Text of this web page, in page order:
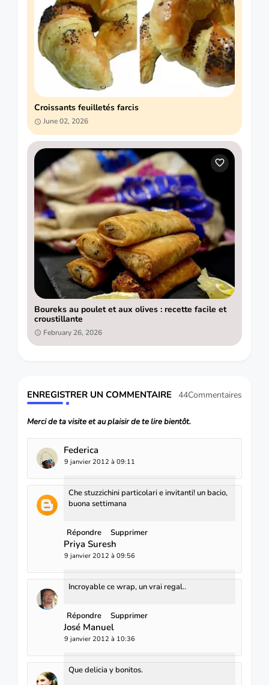
Croissants feuilletés farcis
June 02, 2026
Boureks au poulet et aux olives : recette facile et
croustillante
February 26, 2026
ENREGISTRER UN COMMENTAIRE 44Commentaires
Merci de ta visite et au plaisir de te lire bientôt.
Federica
9 janvier 2012 à 09:11
Che stuzzichini particolari e invitanti! un bacio,
buona settimana
Répondre Supprimer
Priya Suresh
9 janvier 2012 à 09:56
Incroyable ce wrap, un vrai regal..
Répondre Supprimer
José Manuel
9 janvier 2012 à 10:36
Que delicia y bonitos.